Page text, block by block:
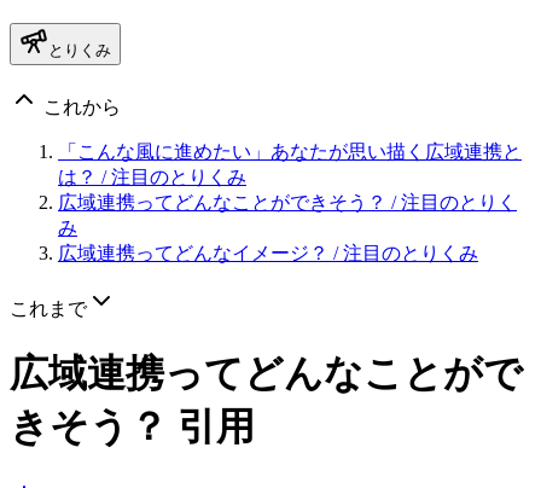
とりくみ
これから
「こんな風に進めたい」あなたが思い描く広域連携と
は？ / 注目のとりくみ
広域連携ってどんなことができそう？ / 注目のとりく
み
広域連携ってどんなイメージ？ / 注目のとりくみ
これまで
広域連携ってどんなことがで
きそう？ 引用